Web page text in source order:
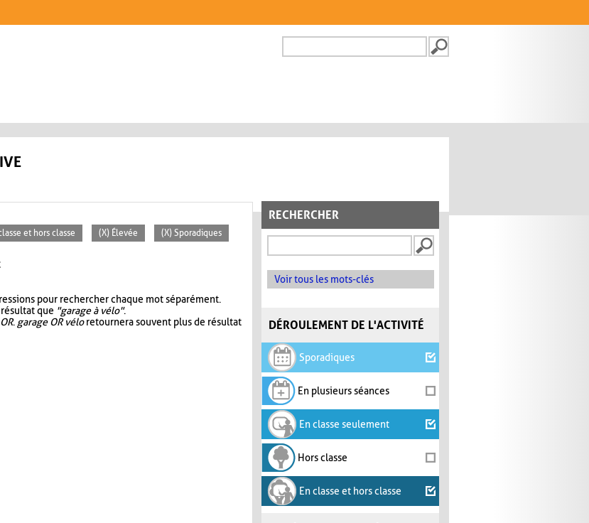
FORMULAIRE DE
RECHERCHER
Voir tous les mots-clés
DÉROULEMENT DE L'ACTIVITÉ
Sporadiques
En plusieurs séances
En classe seulement
Hors classe
En classe et hors classe
et hors classe (X) Élevée (X) Sporadiques
pour rechercher chaque mot séparément.
que "garage à vélo".
OR. garage OR véloretournera souvent plus de résultat